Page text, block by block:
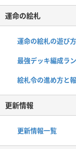
運命の絵札
運命の絵札の遊び
最強デッキ編成ラ
絵札令の進め方と
更新情報
更新情報一覧